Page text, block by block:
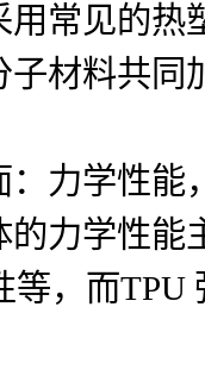
用常见的
子材料共
：力学性能
的力学性
等，而